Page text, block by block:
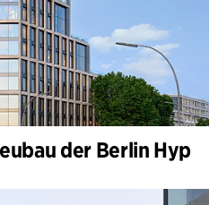
der Berlin Hyp